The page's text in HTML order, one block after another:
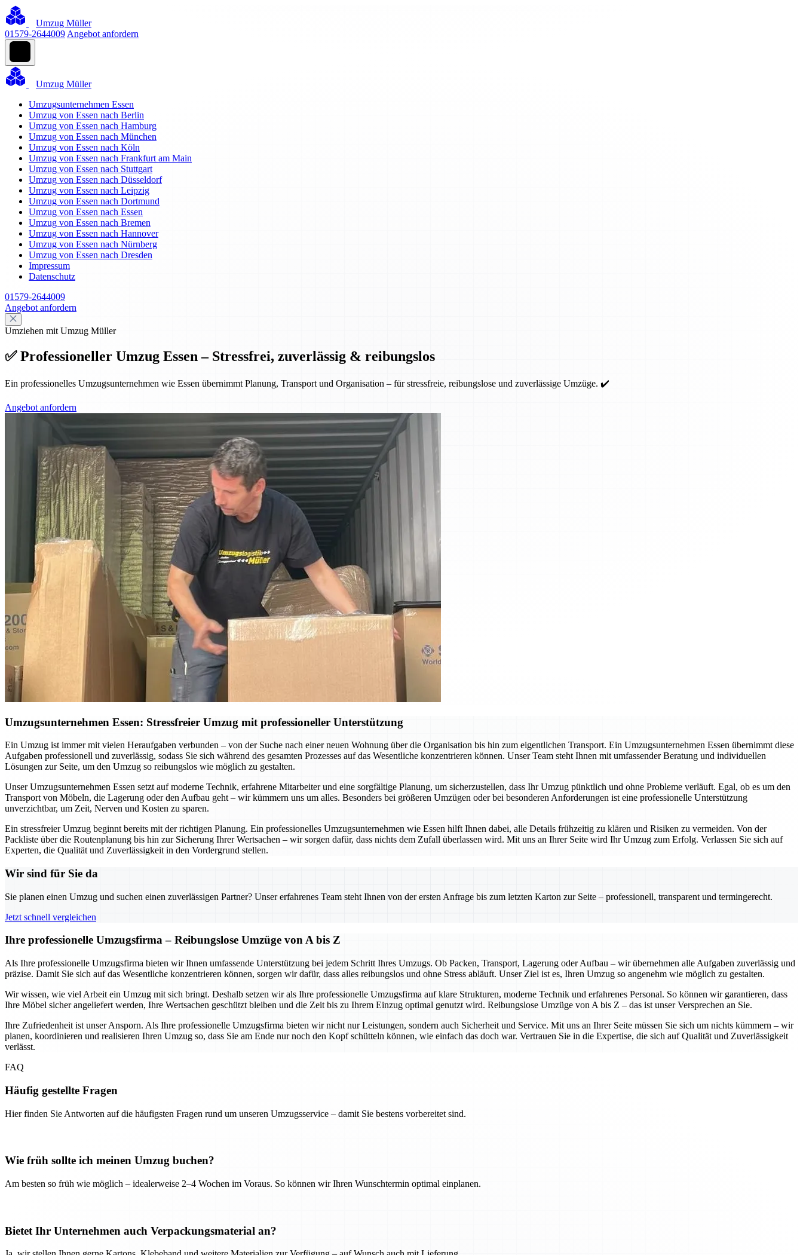
Umzug Müller
01579-2644009 Angebot anfordern
Umzug Müller
Umzugsunternehmen Essen
Umzug von Essen nach Berlin
Umzug von Essen nach Hamburg
Umzug von Essen nach München
Umzug von Essen nach Köln
Umzug von Essen nach Frankfurt am Main
Umzug von Essen nach Stuttgart
Umzug von Essen nach Düsseldorf
Umzug von Essen nach Leipzig
Umzug von Essen nach Dortmund
Umzug von Essen nach Essen
Umzug von Essen nach Bremen
Umzug von Essen nach Hannover
Umzug von Essen nach Nürnberg
Umzug von Essen nach Dresden
Impressum
Datenschutz
01579-2644009
Angebot anfordern
Umziehen mit Umzug Müller
✅ Professioneller Umzug Essen – Stressfrei, zuverlässig & reibungslos
Ein professionelles Umzugsunternehmen wie Essen übernimmt Planung, Transport und Organisation – für stressfreie, reibungslose und zuverlässige Umzüge. ✔️
Angebot anfordern
Umzugsunternehmen Essen: Stressfreier Umzug mit professioneller Unterstützung
Ein Umzug ist immer mit vielen Heraufgaben verbunden – von der Suche nach einer neuen Wohnung über die Organisation bis hin zum eigentlichen Transport. Ein Umzugsunternehmen Essen übernimmt diese
Aufgaben professionell und zuverlässig, sodass Sie sich während des gesamten Prozesses auf das Wesentliche konzentrieren können. Unser Team steht Ihnen mit umfassender Beratung und individuellen
Lösungen zur Seite, um den Umzug so reibungslos wie möglich zu gestalten.
Unser Umzugsunternehmen Essen setzt auf moderne Technik, erfahrene Mitarbeiter und eine sorgfältige Planung, um sicherzustellen, dass Ihr Umzug pünktlich und ohne Probleme verläuft. Egal, ob es um den
Transport von Möbeln, die Lagerung oder den Aufbau geht – wir kümmern uns um alles. Besonders bei größeren Umzügen oder bei besonderen Anforderungen ist eine professionelle Unterstützung
unverzichtbar, um Zeit, Nerven und Kosten zu sparen.
Ein stressfreier Umzug beginnt bereits mit der richtigen Planung. Ein professionelles Umzugsunternehmen wie Essen hilft Ihnen dabei, alle Details frühzeitig zu klären und Risiken zu vermeiden. Von der
Packliste über die Routenplanung bis hin zur Sicherung Ihrer Wertsachen – wir sorgen dafür, dass nichts dem Zufall überlassen wird. Mit uns an Ihrer Seite wird Ihr Umzug zum Erfolg. Verlassen Sie sich auf
Experten, die Qualität und Zuverlässigkeit in den Vordergrund stellen.
Wir sind für Sie da
Sie planen einen Umzug und suchen einen zuverlässigen Partner? Unser erfahrenes Team steht Ihnen von der ersten Anfrage bis zum letzten Karton zur Seite – professionell, transparent und termingerecht.
Jetzt schnell vergleichen
Ihre professionelle Umzugsfirma – Reibungslose Umzüge von A bis Z
Als Ihre professionelle Umzugsfirma bieten wir Ihnen umfassende Unterstützung bei jedem Schritt Ihres Umzugs. Ob Packen, Transport, Lagerung oder Aufbau – wir übernehmen alle Aufgaben zuverlässig und
präzise. Damit Sie sich auf das Wesentliche konzentrieren können, sorgen wir dafür, dass alles reibungslos und ohne Stress abläuft. Unser Ziel ist es, Ihren Umzug so angenehm wie möglich zu gestalten.
Wir wissen, wie viel Arbeit ein Umzug mit sich bringt. Deshalb setzen wir als Ihre professionelle Umzugsfirma auf klare Strukturen, moderne Technik und erfahrenes Personal. So können wir garantieren, dass
Ihre Möbel sicher angeliefert werden, Ihre Wertsachen geschützt bleiben und die Zeit bis zu Ihrem Einzug optimal genutzt wird. Reibungslose Umzüge von A bis Z – das ist unser Versprechen an Sie.
Ihre Zufriedenheit ist unser Ansporn. Als Ihre professionelle Umzugsfirma bieten wir nicht nur Leistungen, sondern auch Sicherheit und Service. Mit uns an Ihrer Seite müssen Sie sich um nichts kümmern – wir
planen, koordinieren und realisieren Ihren Umzug so, dass Sie am Ende nur noch den Kopf schütteln können, wie einfach das doch war. Vertrauen Sie in die Expertise, die sich auf Qualität und Zuverlässigkeit
verlässt.
FAQ
Häufig gestellte Fragen
Hier finden Sie Antworten auf die häufigsten Fragen rund um unseren Umzugsservice – damit Sie bestens vorbereitet sind.
Wie früh sollte ich meinen Umzug buchen?
Am besten so früh wie möglich – idealerweise 2–4 Wochen im Voraus. So können wir Ihren Wunschtermin optimal einplanen.
Bietet Ihr Unternehmen auch Verpackungsmaterial an?